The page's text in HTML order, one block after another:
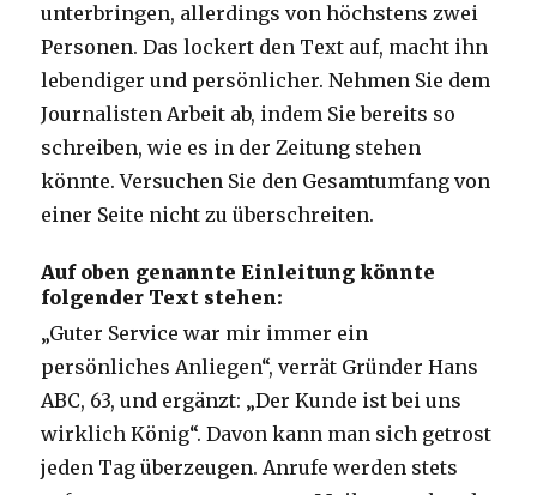
unterbringen, allerdings von höchstens zwei
Personen. Das lockert den Text auf, macht ihn
lebendiger und persönlicher. Nehmen Sie dem
Journalisten Arbeit ab, indem Sie bereits so
schreiben, wie es in der Zeitung stehen
könnte. Versuchen Sie den Gesamtumfang von
einer Seite nicht zu überschreiten.
Auf oben genannte Einleitung könnte
folgender Text stehen:
„Guter Service war mir immer ein
persönliches Anliegen“, verrät Gründer Hans
ABC, 63, und ergänzt: „Der Kunde ist bei uns
wirklich König“. Davon kann man sich getrost
jeden Tag überzeugen. Anrufe werden stets